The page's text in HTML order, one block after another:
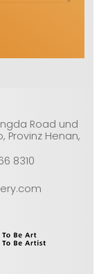
Road und
Provinz Henan,
8310